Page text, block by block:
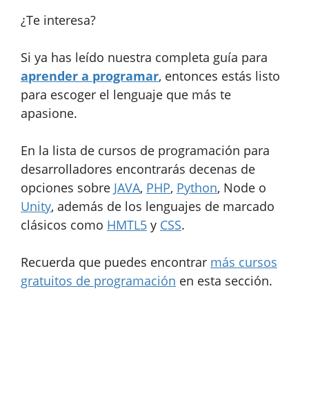
¿Te interesa?
Si ya has leído nuestra completa guía para
aprender a programar, entonces estás listo
para escoger el lenguaje que más te
apasione.
En la lista de cursos de programación para
desarrolladores encontrarás decenas de
opciones sobre JAVA, PHP, Python, Node o
Unity, además de los lenguajes de marcado
clásicos como HMTL5 y CSS.
Recuerda que puedes encontrar más cursos
gratuitos de programación en esta sección.